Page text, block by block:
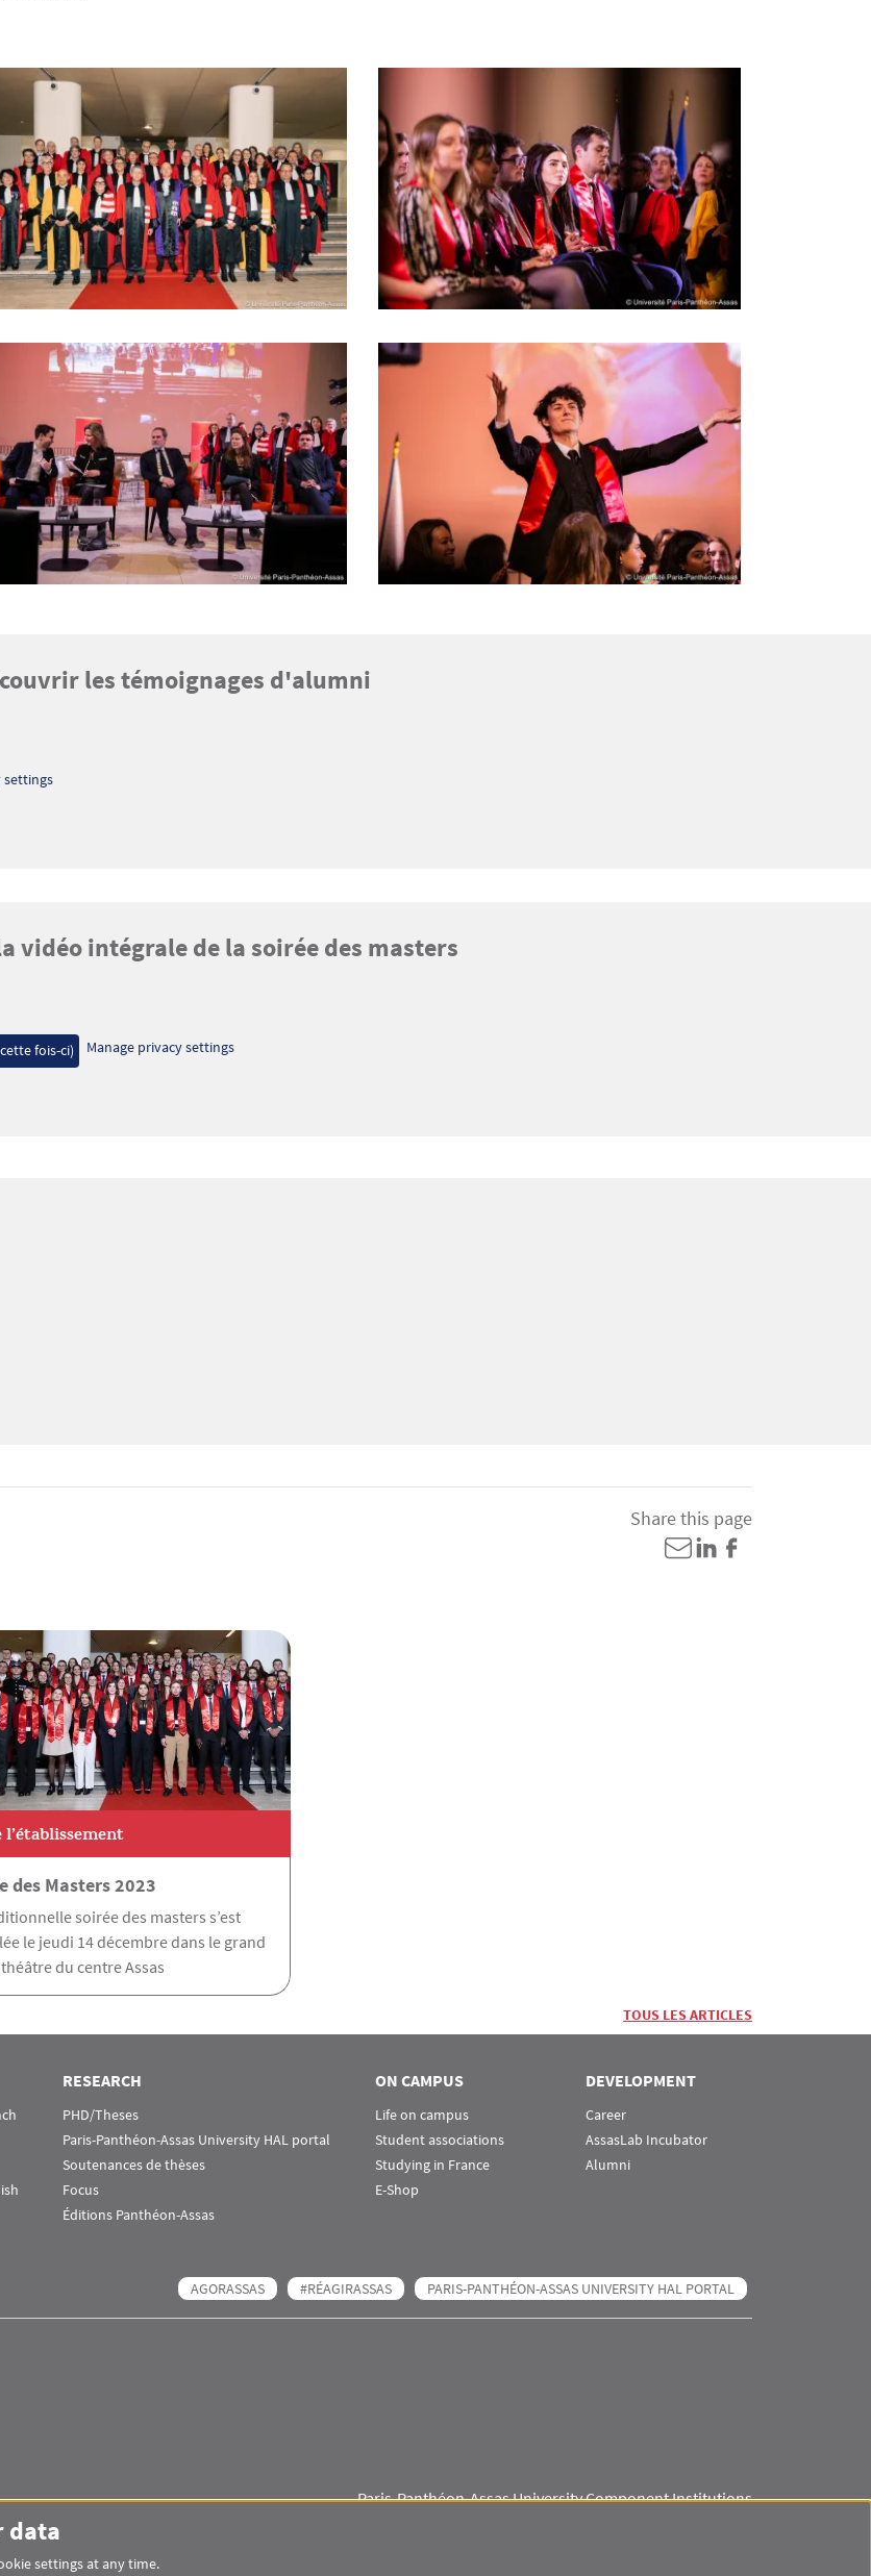
les témoignages d'alumni
settings
vidéo intégrale de la soirée des masters
fois-ci) Manage privacy settings
Share this page
l’établissement
des Masters 2023
soirée des masters s’est
le jeudi 14 décembre dans le grand
du centre Assas
TOUS LES ARTICLES
RESEARCH
PHD/Theses
Paris-Panthéon-Assas University HAL portal
Soutenances de thèses
Focus
Éditions Panthéon-Assas
ON CAMPUS
Life on campus
Student associations
Studying in France
E-Shop
DEVELOPMENT
Career
AssasLab Incubator
Alumni
AGORASSAS #RÉAGIRASSAS PARIS-PANTHÉON-ASSAS UNIVERSITY HAL PORTAL
Paris-Panthéon-Assas University Component Institutions
data
settings at any time.